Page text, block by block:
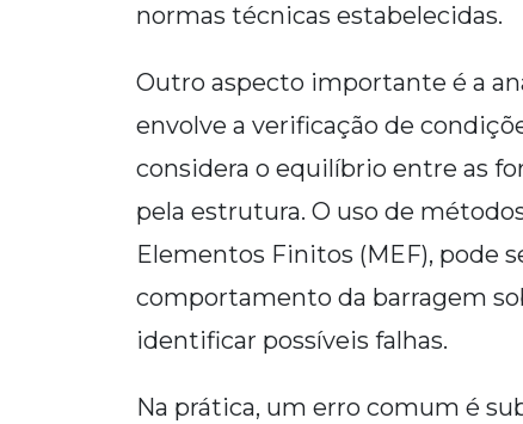
normas técnicas estabelecidas.
Outro aspecto importante é a
envolve a verificação de
considera o equilíbrio entre as
pela estrutura. O uso de
Elementos Finitos (MEF), pode
comportamento da barragem
identificar possíveis falhas.
Na prática, um erro comum é